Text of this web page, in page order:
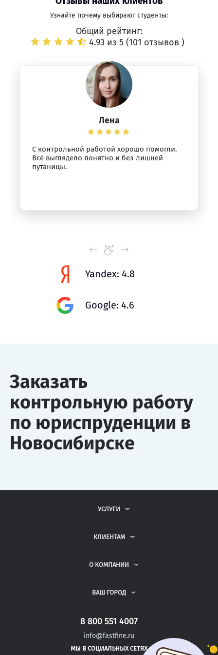
Узнайте почему выбирают студенты:
Общий рейтинг:
4.93 из 5 (101 отзывов )
Лена
С контрольной работой хорошо помогли.
Всё выглядело понятно и без лишней
путаницы.
Yandex: 4.8
Google: 4.6
Заказать
контрольную работу
по юриспруденции в
Новосибирске
УСЛУГИ
ДИПЛОМНЫЕ РАБОТЫ
РЕФЕРАТЫ
КЛИЕНТАМ
ВОПРОСЫ И ОТВЕТЫ
ПОЛИТИКА КОНФИДЕНЦИАЛЬНОСТИ
О КОМПАНИИ
КОНТАКТЫ
ВАШ ГОРОД
САНКТ-ПЕТЕРБУРГ
НОВОЧЕРКАССК
НОРИЛЬСК
8 800 551 4007
info@fastfine.ru
МЫ В СОЦИАЛЬНЫХ СЕТЯХ